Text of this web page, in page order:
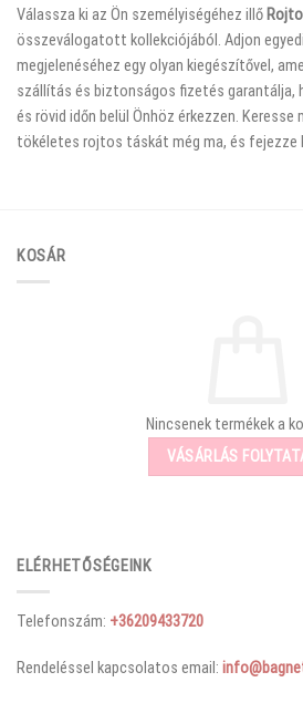
Válassza ki az Ön személyiségéhez illő
összeválogatott kollekciójából. Adjon
megjelenéséhez egy olyan kiegészítővel,
szállítás és biztonságos fizetés garantálja,
és rövid időn belül Önhöz érkezzen. Keresse
tökéletes rojtos táskát még ma, és fejezze
KOSÁR
Nincsenek termékek a
VÁSÁRLÁS
ELÉRHETŐSÉGEINK
Telefonszám: +36209433720
Rendeléssel kapcsolatos email: